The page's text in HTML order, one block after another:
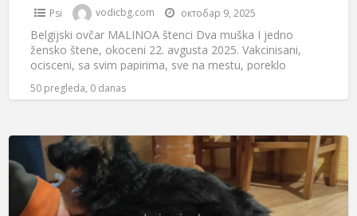
Psi vodicbg.com октобар 9, 2025
Belgijski ovčar MALINOA štenci Dva muška I jedno
žensko štene, okoceni 22. avgusta 2025. Vakcinisani,
ocisceni, sa svim papirima, sve na mestu, poreklo
odlicno. Predaja
50 pregleda, 0 danas